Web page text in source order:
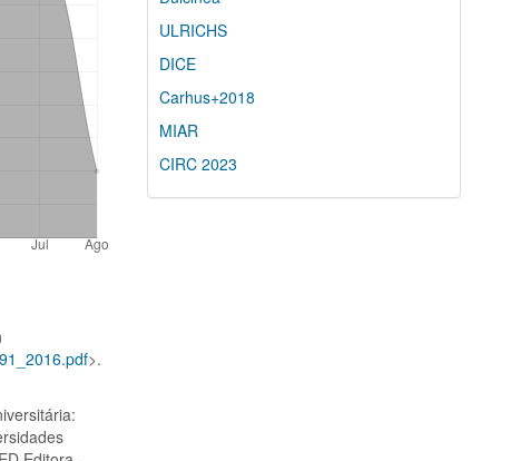
>.
ULRICHS
DICE
Carhus+2018
MIAR
CIRC 2023